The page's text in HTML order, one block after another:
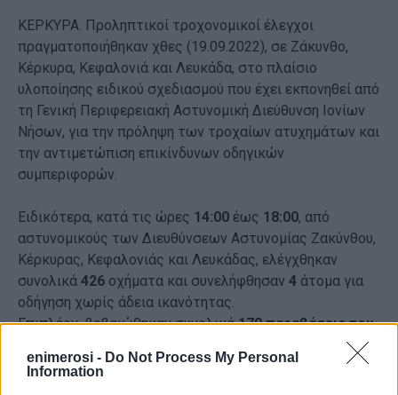
enimerosi - Do Not Process My Personal
Information
ΚΕΡΚΥΡΑ. Προληπτικοί τροχονομικοί έλεγχοι
πραγματοποιήθηκαν χθες (19.09.2022), σε Ζάκυνθο,
Κέρκυρα, Κεφαλονιά και Λευκάδα, στο πλαίσιο
υλοποίησης ειδικού σχεδιασμού που έχει εκπονηθεί από
τη Γενική Περιφερειακή Αστυνομική Διεύθυνση Ιονίων
Νήσων, για την πρόληψη των τροχαίων ατυχημάτων και
την αντιμετώπιση επικίνδυνων οδηγικών
συμπεριφορών.
Ειδικότερα, κατά τις ώρες 14:00 έως 18:00, από
αστυνομικούς των Διευθύνσεων Αστυνομίας Ζακύνθου,
Κέρκυρας, Κεφαλονιάς και Λευκάδας, ελέγχθηκαν
συνολικά 426 οχήματα και συνελήφθησαν 4 άτομα για
οδήγηση χωρίς άδεια ικανότητας.
Επιπλέον, βεβαιώθηκαν συνολικά170 παραβάσεις του
, μεταξύ των οποίων: